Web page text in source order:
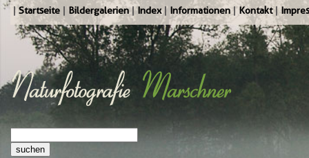
Startseite Bildergalerien Index Informationen Kontakt